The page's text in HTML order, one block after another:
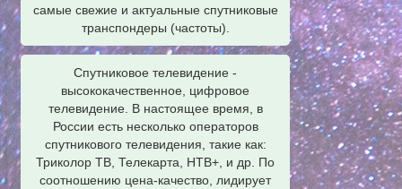
самые свежие и актуальные спутниковые
транспондеры (частоты).
Спутниковое телевидение -
высококачественное, цифровое
телевидение. В настоящее время, в
России есть несколько операторов
спутникового телевидения, такие как:
Триколор ТВ, Телекарта, НТВ+, и др. По
соотношению цена-качество, лидирует